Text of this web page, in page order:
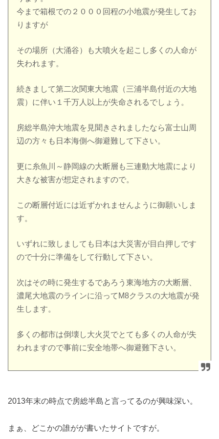
今まで箱根での２０００回程の小地震が発生してお
りますが
その場所（大涌谷）も大噴火を起こし多くの人命が
失われます。
続きまして第二次関東大地震（三浦半島付近の大地
震）に伴い１千万人以上が失命されるでしょう。
房総半島沖大地震を見聞きされましたなら富士山周
辺の方々も日本海側へ御避難して下さい。
更に糸魚川～静岡線の大断層も三連動大地震により
大きな被害が想定されますので。
この断層付近には近ずかれませんように御願いしま
す。
いずれに致しましても日本は大災害が目白押しです
ので十分に準備をして行動して下さい。
次はその時に発生するであろう東海地方の大断層、
濃尾大地震のラインに沿ってM8クラスの大地震が発
生します。
多くの都市は倒壊し大火災でとても多くの人命が失
われますので事前に安全地帯へ御避難下さい。
2013年末の時点で房総半島と言ってるのが興味深い。
まぁ、どこかの誰がが書いたサイトですが。